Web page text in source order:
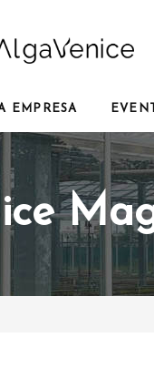
EMPRESA